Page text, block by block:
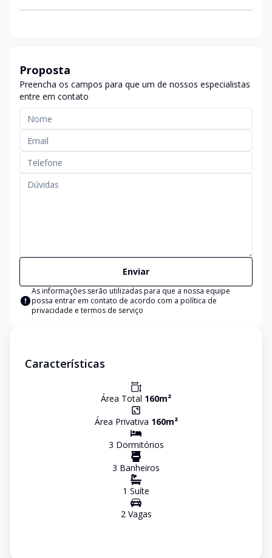
Proposta
Preencha os campos para que um de nossos especialistas
entre em contato
Enviar
As informações serão utilizadas para que a nossa equipe
possa entrar em contato de acordo com a política de
privacidade e termos de serviço
Características
Área Total 160m²
Área Privativa 160m²
3 Dormitórios
3 Banheiros
1 Suíte
2Vagas